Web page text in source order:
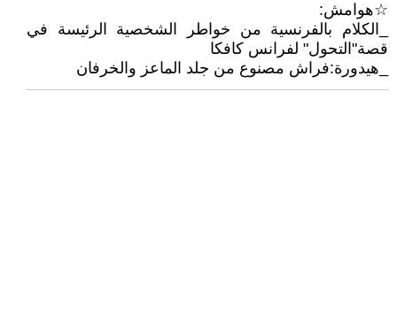
☆هوامش:
_الكلام بالفرنسية من خواطر الشخصية الرئيسة في
قصة"التحول" لفرانس كافكا
_هيدورة:فراش مصنوع من جلد الماعز والخرفان